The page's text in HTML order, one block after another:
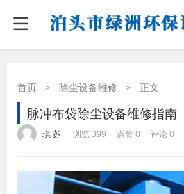
首页 > 除尘设备维修 > 正文
脉冲布袋除尘设备维修指南
琪 苏 浏览 399 点赞 0 评论 0